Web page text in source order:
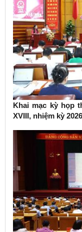
Khai mạc kỳ họp
XVIII, nhiệm kỳ